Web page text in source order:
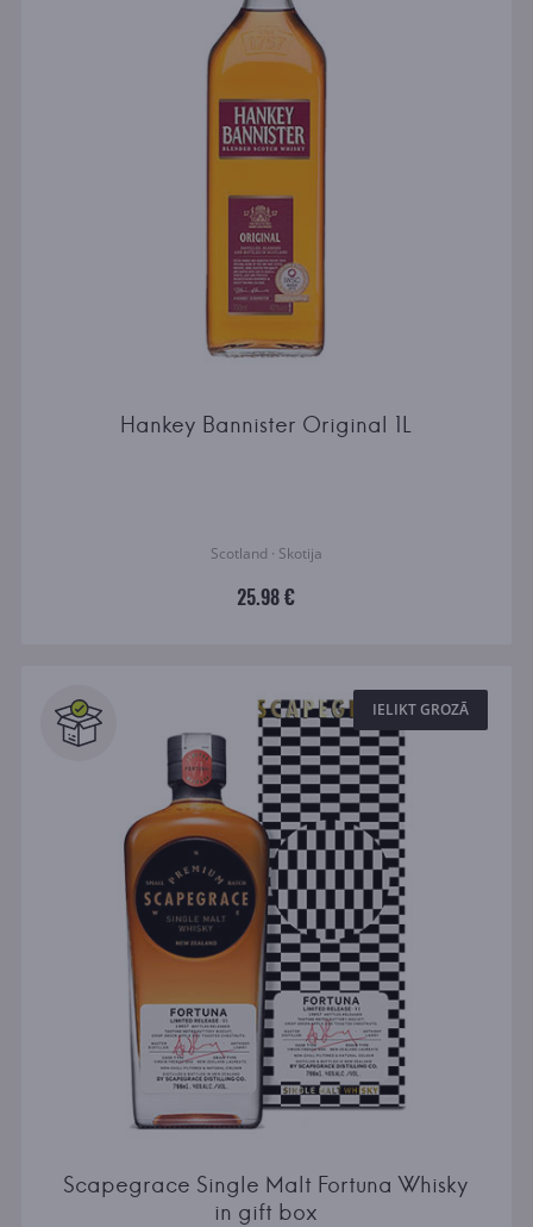
Hankey Bannister Original 1L
Scotland · Skotija
25.98 €
IELIKT GROZĀ
Scapegrace Single Malt Fortuna Whisky
in gift box